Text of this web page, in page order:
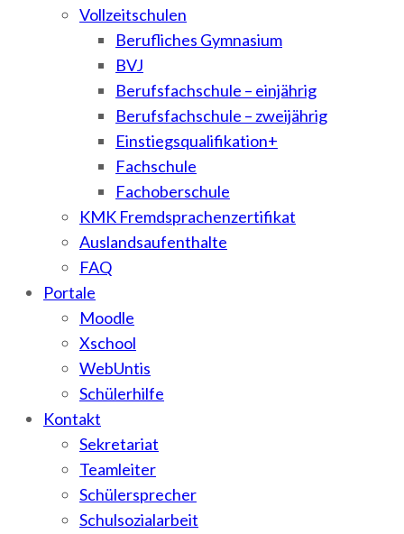
Vollzeitschulen
Berufliches Gymnasium
BVJ
Berufsfachschule – einjährig
Berufsfachschule – zweijährig
Einstiegsqualifikation+
Fachschule
Fachoberschule
KMK Fremdsprachenzertifikat
Auslandsaufenthalte
FAQ
Portale
Moodle
Xschool
WebUntis
Schülerhilfe
Kontakt
Sekretariat
Teamleiter
Schülersprecher
Schulsozialarbeit